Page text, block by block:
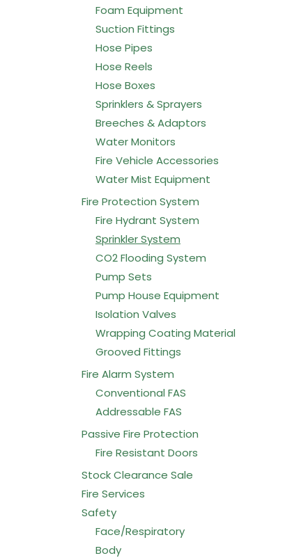
Foam Equipment
Suction Fittings
Hose Pipes
Hose Reels
Hose Boxes
Sprinklers & Sprayers
Breeches & Adaptors
Water Monitors
Fire Vehicle Accessories
Water Mist Equipment
Fire Protection System
Fire Hydrant System
Sprinkler System
CO2 Flooding System
Pump Sets
Pump House Equipment
Isolation Valves
Wrapping Coating Material
Grooved Fittings
Fire Alarm System
Conventional FAS
Addressable FAS
Passive Fire Protection
Fire Resistant Doors
Stock Clearance Sale
Fire Services
Safety
Face/Respiratory
Body